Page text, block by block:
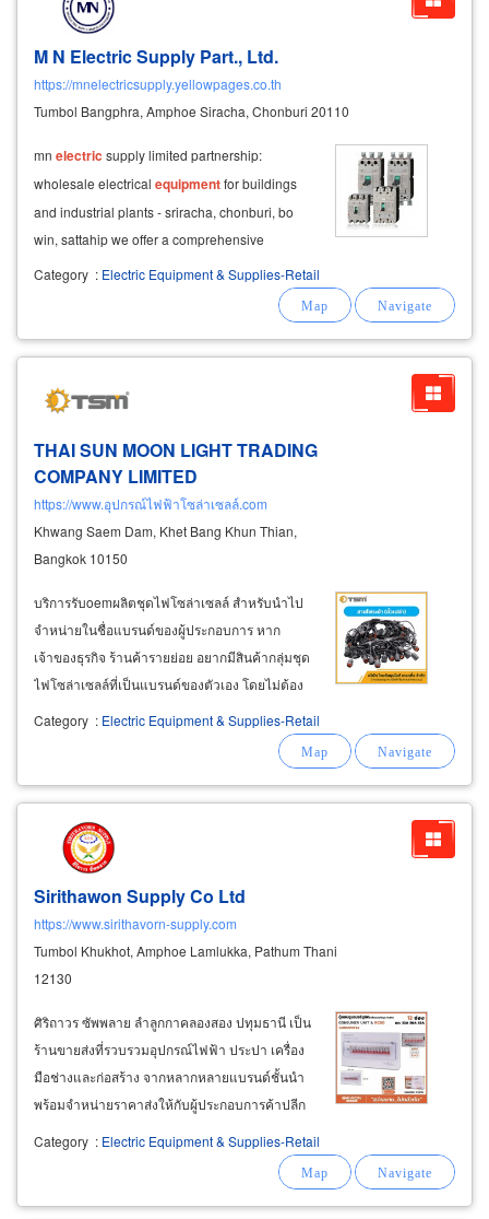
M N Electric Supply Part., Ltd.
https://mnelectricsupply.yellowpages.co.th
Tumbol Bangphra, Amphoe Siracha, Chonburi 20110
mn electric supply limited partnership:
wholesale electrical equipmentfor buildings
and industrial plants - sriracha, chonburi, bo
win, sattahip we offer a comprehensive
selection of electrical
equipment for buildings,
factories, and industrial applications, featuring
Category : Electric Equipment & Supplies-Retail
THAI SUN MOON LIGHT TRADING
COMPANY LIMITED
https://www.อุปกรณ์ไฟฟ้าโซล่าเซลล์.com
Khwang Saem Dam, Khet Bang Khun Thian,
Bangkok 10150
บริการรับoemผลิตชุดไฟโซล่าเซลล์ สำหรับนำไป
จำหน่ายในชื่อแบรนด์ของผู้ประกอบการ หาก
เจ้าของธุรกิจ ร้านค้ารายย่อย อยากมีสินค้ากลุ่มชุด
ไฟโซล่าเซลล์ที่เป็นแบรนด์ของตัวเอง โดยไม่ต้อง
โรงงานและบริษัทนำเข้า ที่ยินดีรับ oem (original
equipment
Category : Electric Equipment & Supplies-Retail
Sirithawon Supply Co Ltd
https://www.sirithavorn-supply.com
Tumbol Khukhot, Amphoe Lamlukka, Pathum Thani
12130
ศิริถาวร ซัพพลาย ลำลูกกาคลองสอง ปทุมธานี เป็น
ร้านขายส่งที่รวบรวมอุปกรณ์ไฟฟ้า ประปา เครื่อง
มือช่างและก่อสร้าง จากหลากหลายแบรนด์ชั้นนำ
พร้อมจำหน่ายราคาส่งให้กับผู้ประกอบการค้าปลีก
ไฟฟ้า ราคาถูก ร้านขายส่งสายไฟฟ้า เช่น สายไฟ
Category : Electric Equipment & Supplies-Retail